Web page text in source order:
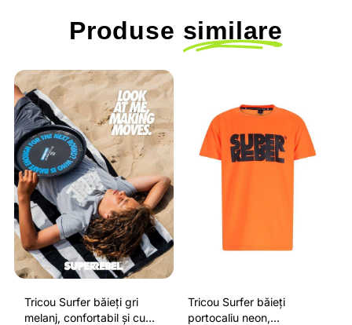
Produse similare
Tricou Surfer băieți gri
melanj, confortabil și cu
Tricou Surfer băieți
portocaliu neon,